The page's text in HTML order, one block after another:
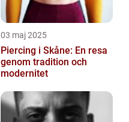
03 maj 2025
Piercing i Skåne: En resa
genom tradition och
modernitet